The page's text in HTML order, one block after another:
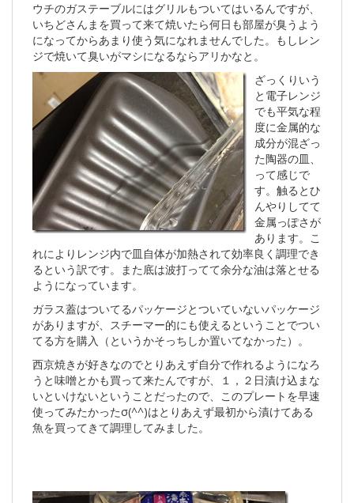
ウチのガステーブルにはグリルもついてはいるんですが、
いちどさんまを買って来て焼いたら何日も部屋が臭うよう
になってからあまり使う気になれませんでした。もしレン
ジで焼いて臭いがマシになるならアリかなと。
ざっくりいう
と電子レンジ
でも平気な程
度に金属的な
成分が混ざっ
た陶器の皿、
って感じで
す。触るとひ
んやりしてて
金属っぽさが
あります。こ
れによりレンジ内で皿自体が加熱されて効率良く調理でき
るという訳です。また底は波打ってて余分な油は落とせる
ようになっています。
ガラス蓋はついてるパッケージとついていないパッケージ
がありますが、スチーマー的にも使えるということでつい
てる方を購入（というかそっちしか置いてなかった）。
西京焼きが好きなのでとりあえず自分で作れるようになろ
うと味噌とかも買って来たんですが、１，２日漬け込まな
いといけないということだったので、このプレートを早速
使ってみたかったσ(^^)はとりあえず最初から漬けてある
魚を買ってきて調理してみました。